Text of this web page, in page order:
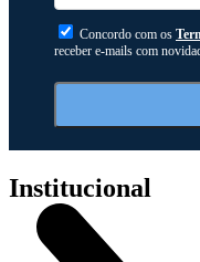
Concordo com os
receber e-mails com
Institucional